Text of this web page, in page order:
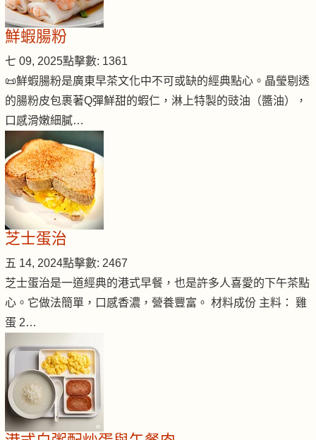
鮮蝦腸粉
七 09, 2025點擊數: 1361
📜鮮蝦腸粉是廣東早茶文化中不可或缺的經典點心。晶瑩剔透
的腸粉皮包裹著Q彈鮮甜的蝦仁，淋上特製的豉油（醬油），
口感滑嫩細膩…
芝士蛋治
五 14, 2024點擊數: 2467
芝士蛋治是一道經典的港式早餐，也是許多人喜愛的下午茶點
心。它做法簡單，口感香濃，營養豐富。 材料成份 主料： 雞
蛋 2…